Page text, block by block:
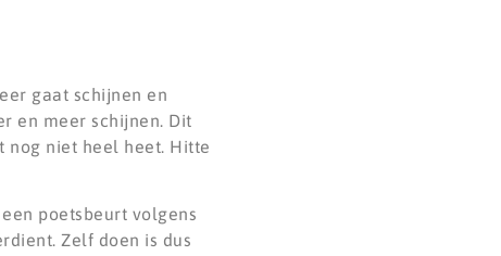
gaat schijnen en
en meer schijnen. Dit
nog niet heel heet. Hitte
poetsbeurt volgens
Zelf doen is dus